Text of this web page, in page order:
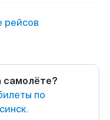
рейсов
самолёте?
по